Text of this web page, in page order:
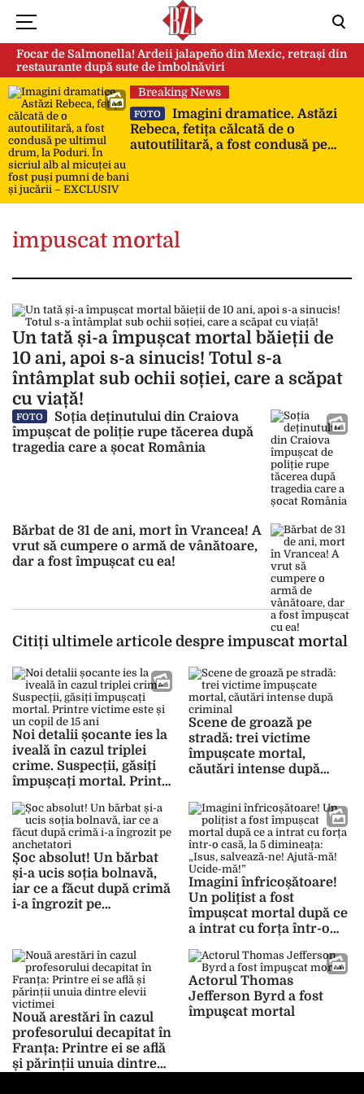
Focar de Salmonella! Ardeii jalapeño din Mexic, retrași din
restaurante după sute de îmbolnăviri
Breaking News
FOTO
Imagini dramatice. Astăzi
Rebeca, fetița călcată de o
autoutilitară, a fost condusă pe
impuscat mortal
Un tată și-a împușcat mortal băieții de
10 ani, apoi s-a sinucis! Totul s-a
întâmplat sub ochii soției, care a scăpat
cu viață!
FOTO
Soția deținutului din Craiova
împușcat de poliție rupe tăcerea după
tragedia care a șocat România
Bărbat de 31 de ani, mort în Vrancea! A
vrut să cumpere o armă de vânătoare,
dar a fost împușcat cu ea!
Citiți ultimele articole despre impuscat mortal
Noi detalii șocante ies la
iveală în cazul triplei
crime. Suspecții, găsiți
împușcați mortal. Printre
de 15 ani
Scene de groază pe
stradă: trei victime
împușcate mortal,
căutări intense după
Șoc absolut! Un bărbat
și-a ucis soția bolnavă,
iar ce a făcut după crimă
i-a îngrozit pe
Imagini înfricoșătoare!
Un polițist a fost
împușcat mortal după ce
a intrat cu forța într-o
„Isus, salvează-ne! Ajută-
mă! Ucide-mă!”
Nouă arestări în cazul
profesorului decapitat în
Franța: Printre ei se află
și părinții unuia dintre
Actorul Thomas
Jefferson Byrd a fost
împuşcat mortal